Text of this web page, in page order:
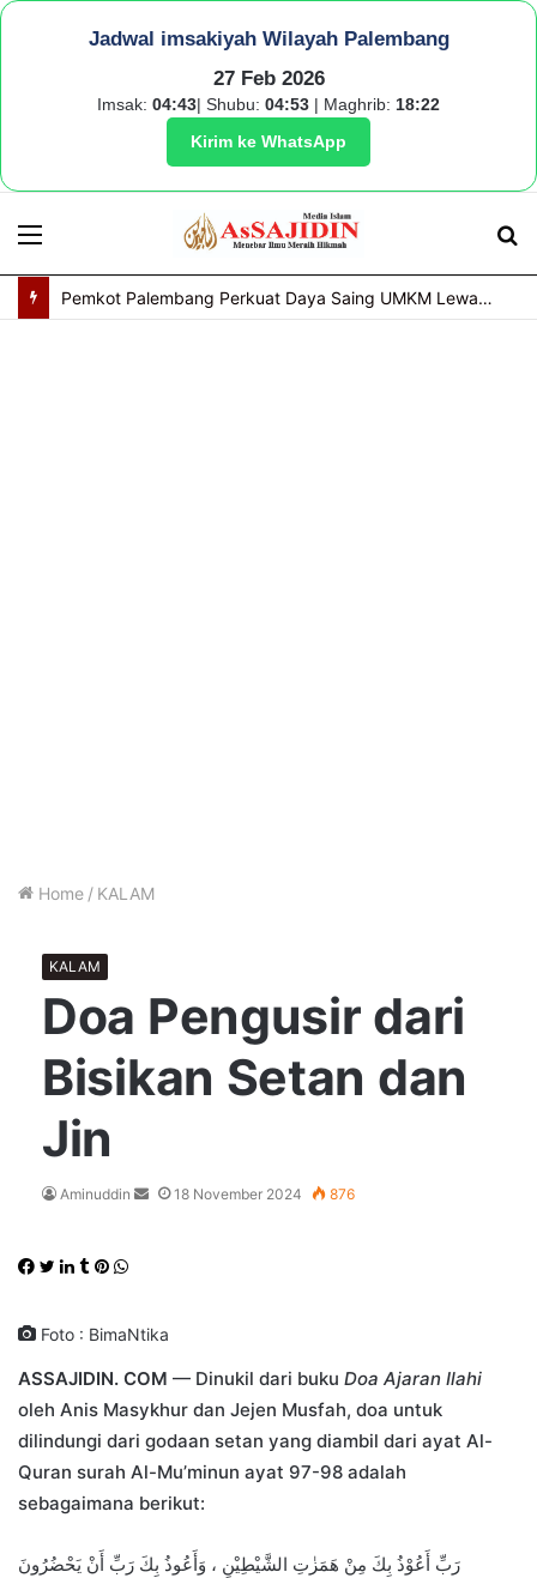
Jadwal imsakiyah Wilayah Palembang
27 Feb 2026
Imsak: 04:43| Shubu: 04:53 | Maghrib: 18:22
Kirim ke WhatsApp
Menu
Pemkot Palembang Perkuat Daya Saing UMKM Lewat Seminar Transformasi Digital
Home / KALAM
KALAM
Doa Pengusir dari
Bisikan Setan dan
Jin
Aminuddin
Send18 November 2024 876
Facebook
Twitter
LinkedIn
TumblrPinterest
WhatsApp
Foto : BimaNtika
ASSAJIDIN. COM — Dinukil dari buku Doa Ajaran Ilahi
oleh Anis Masykhur dan Jejen Musfah, doa untuk
dilindungi dari godaan setan yang diambil dari ayat Al-
Quran surah Al-Mu’minun ayat 97-98 adalah
sebagaimana berikut:
رَبِّ أَعُوْذُ بِكَ مِنْ هَمَزٰتِ الشَّيْطِيْنِ ، وَأَعُوذُ بِكَ رَبِّ أَنْ يَحْضُرُونَ